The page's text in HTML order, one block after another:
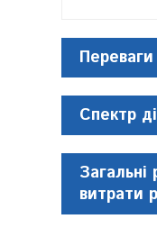
Переваги
Спектр
витрати